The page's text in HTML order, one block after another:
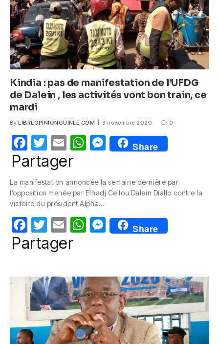
k
Kindia : pas de manifestation de l’UFDG
de Dalein , les activités vont bon train, ce
mardi
By LIBREOPINIONGUINEE.COM 3 novembre 2020 0
F
a
e
b
o
o
k
T
w
itt
er
E
m
W
s
A
p
p
M
e
e
g
er
Share
Partager
La manifestation annoncée la semaine dernière par
l’opposition menée par Elhadj Cellou Dalein Diallo contre la
victoire du président Alpha…
F
a
e
b
o
o
k
T
w
itt
er
E
m
W
s
A
p
p
M
e
e
n
g
er
Share
Partager